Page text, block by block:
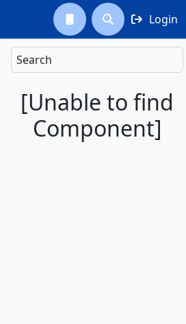
  Login
Search
[Unable to find
Component]